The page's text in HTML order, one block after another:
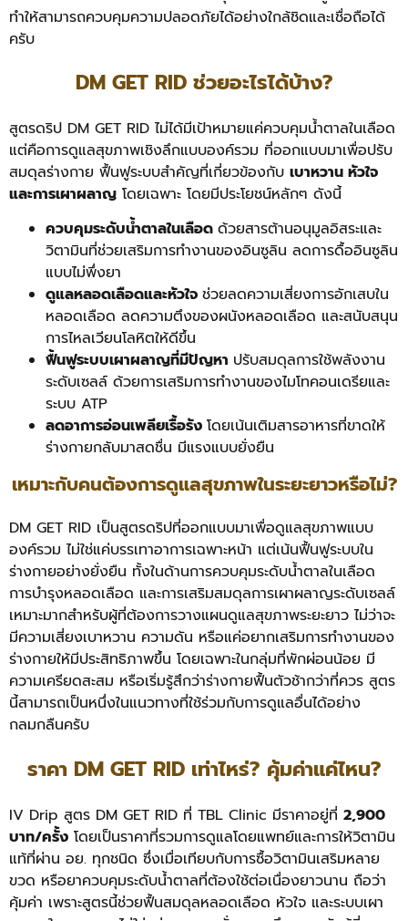
ทำให้สามารถควบคุมความปลอดภัยได้อย่างใกล้ชิดและเชื่อถือได้
ครับ
DM GET RID ช่วยอะไรได้บ้าง?
สูตรดริป DM GET RID ไม่ได้มีเป้าหมายแค่ควบคุมน้ำตาลในเลือด
แต่คือการดูแลสุขภาพเชิงลึกแบบองค์รวม ที่ออกแบบมาเพื่อปรับ
สมดุลร่างกาย ฟื้นฟูระบบสำคัญที่เกี่ยวข้องกับ เบาหวาน หัวใจ
และการเผาผลาญ โดยเฉพาะ โดยมีประโยชน์หลักๆ ดังนี้
ควบคุมระดับน้ำตาลในเลือด ด้วยสารต้านอนุมูลอิสระและ
วิตามินที่ช่วยเสริมการทำงานของอินซูลิน ลดการดื้ออินซูลิน
แบบไม่พึ่งยา
ดูแลหลอดเลือดและหัวใจ ช่วยลดความเสี่ยงการอักเสบใน
หลอดเลือด ลดความตึงของผนังหลอดเลือด และสนับสนุน
การไหลเวียนโลหิตให้ดีขึ้น
ฟื้นฟูระบบเผาผลาญที่มีปัญหา ปรับสมดุลการใช้พลังงาน
ระดับเซลล์ ด้วยการเสริมการทำงานของไมโทคอนเดรียและ
ระบบ ATP
ลดอาการอ่อนเพลียเรื้อรัง โดยเน้นเติมสารอาหารที่ขาดให้
ร่างกายกลับมาสดชื่น มีแรงแบบยั่งยืน
เหมาะกับคนต้องการดูแลสุขภาพในระยะยาวหรือไม่?
DM GET RID เป็นสูตรดริปที่ออกแบบมาเพื่อดูแลสุขภาพแบบ
องค์รวม ไม่ใช่แค่บรรเทาอาการเฉพาะหน้า แต่เน้นฟื้นฟูระบบใน
ร่างกายอย่างยั่งยืน ทั้งในด้านการควบคุมระดับน้ำตาลในเลือด
การบำรุงหลอดเลือด และการเสริมสมดุลการเผาผลาญระดับเซลล์
เหมาะมากสำหรับผู้ที่ต้องการวางแผนดูแลสุขภาพระยะยาว ไม่ว่าจะ
มีความเสี่ยงเบาหวาน ความดัน หรือแค่อยากเสริมการทำงานของ
ร่างกายให้มีประสิทธิภาพขึ้น โดยเฉพาะในกลุ่มที่พักผ่อนน้อย มี
ความเครียดสะสม หรือเริ่มรู้สึกว่าร่างกายฟื้นตัวช้ากว่าที่ควร สูตร
นี้สามารถเป็นหนึ่งในแนวทางที่ใช้ร่วมกับการดูแลอื่นได้อย่าง
กลมกลืนครับ
ราคา DM GET RID เท่าไหร่? คุ้มค่าแค่ไหน?
IV Drip สูตร DM GET RID ที่ TBL Clinic มีราคาอยู่ที่ 2,900
บาท/ครั้ง โดยเป็นราคาที่รวมการดูแลโดยแพทย์และการให้วิตามิน
แท้ที่ผ่าน อย. ทุกชนิด ซึ่งเมื่อเทียบกับการซื้อวิตามินเสริมหลาย
ขวด หรือยาควบคุมระดับน้ำตาลที่ต้องใช้ต่อเนื่องยาวนาน ถือว่า
คุ้มค่า เพราะสูตรนี้ช่วยฟื้นสมดุลหลอดเลือด หัวใจ และระบบเผา